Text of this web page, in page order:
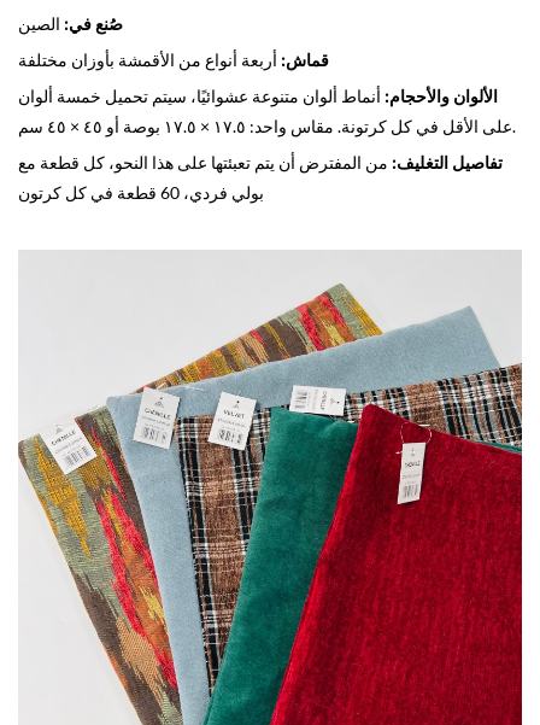
صُنع في: الصين
قماش: أربعة أنواع من الأقمشة بأوزان مختلفة
الألوان والأحجام: أنماط ألوان متنوعة عشوائيًا، سيتم تحميل خمسة ألوان
على الأقل في كل كرتونة. مقاس واحد: ١٧.٥ × ١٧.٥ بوصة أو ٤٥ × ٤٥ سم.
تفاصيل التغليف: من المفترض أن يتم تعبئتها على هذا النحو، كل قطعة مع
بولي فردي، 60 قطعة في كل كرتون